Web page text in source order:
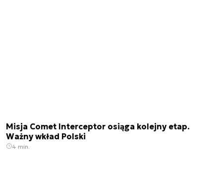
Misja Comet Interceptor osiąga kolejny etap.
Ważny wkład Polski
4 min.